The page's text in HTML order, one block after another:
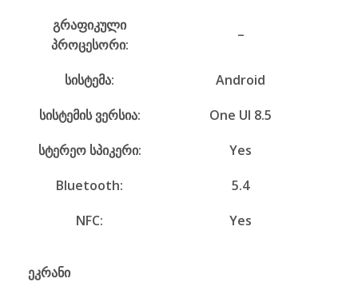
გრაფიკული
პროცესორი:
–
სისტემა:
Android
სისტემის ვერსია:
One UI 8.5
სტერეო სპიკერი:
Yes
Bluetooth:
5.4
NFC:
Yes
ეკრანი